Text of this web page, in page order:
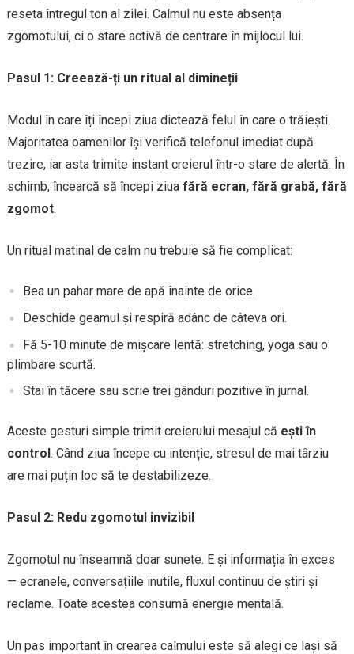
reseta întregul ton al zilei. Calmul nu este absența
zgomotului, ci o stare activă de centrare în mijlocul lui.
Pasul 1: Creează-ți un ritual al dimineții
Modul în care îți începi ziua dictează felul în care o trăiești.
Majoritatea oamenilor își verifică telefonul imediat după
trezire, iar asta trimite instant creierul într-o stare de alertă. În
schimb, încearcă să începi ziua fără ecran, fără grabă, fără
zgomot.
Un ritual matinal de calm nu trebuie să fie complicat:
Bea un pahar mare de apă înainte de orice.
Deschide geamul și respiră adânc de câteva ori.
Fă 5-10 minute de mișcare lentă: stretching, yoga sau o
plimbare scurtă.
Stai în tăcere sau scrie trei gânduri pozitive în jurnal.
Aceste gesturi simple trimit creierului mesajul că ești în
control. Când ziua începe cu intenție, stresul de mai târziu
are mai puțin loc să te destabilizeze.
Pasul 2: Redu zgomotul invizibil
Zgomotul nu înseamnă doar sunete. E și informația în exces
— ecranele, conversațiile inutile, fluxul continuu de știri și
reclame. Toate acestea consumă energie mentală.
Un pas important în crearea calmului este să alegi ce lași să